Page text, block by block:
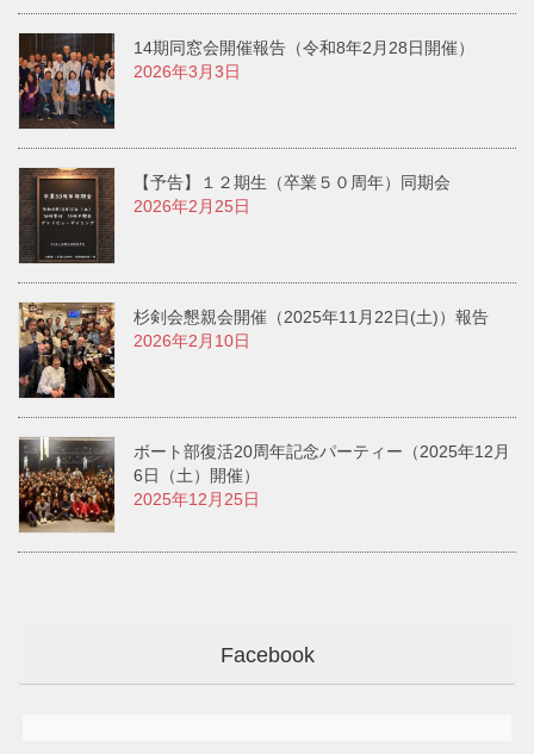
14期同窓会開催報告（令和8年2月28日開催）
2026年3月3日
【予告】１２期生（卒業５０周年）同期会
2026年2月25日
杉剣会懇親会開催（2025年11月22日(土)）報告
2026年2月10日
ボート部復活20周年記念パーティー（2025年12月
6日（土）開催）
2025年12月25日
Facebook